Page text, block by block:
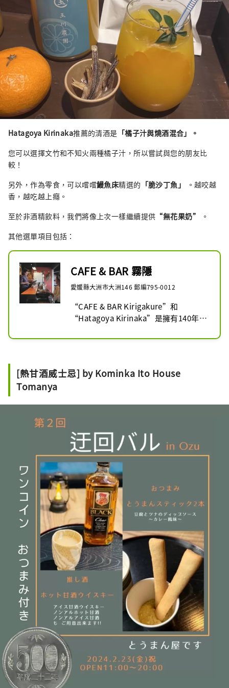
Hatagoya Kirinaka推薦的清酒是 「橘子汁與燒酒混合」。
您可以選擇文竹和不知火兩種橘子汁，所以嘗試與您的朋友比
較！
另外，作為零食，可以嚐嚐鰻魚床精選的 「脆沙丁魚」
。越咬越
香，越吃越上癮。
至於非酒精飲料，我們將像上次一樣繼續提供 “無花果奶”
。
其他選單項目包括：
CAFE & BAR 霧隱
愛媛縣大洲市大洲146 郵編795-0012
“CAFE & BAR Kirigakure”和
“Hatagoya Kirinaka”是擁有140年曆
有著支撐當地人生活的歷史。這家旅館
入地了解該地區的願望。在旅館內的咖
您厭倦了在鎮上閒逛，可以在羽田屋桐
中停下來聊聊小津，也很有趣。
[熱甘酒威士忌] by Kominka Ito House
Tomanya